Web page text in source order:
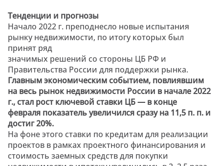
Тенденции и прогнозы
Начало 2022 г. преподнесло новые испытания
рынку недвижимости, по итогу которых был
принят ряд
значимых решений со стороны ЦБ РФ и
Правительства России для поддержки рынка.
Главным экономическим событием, повлиявшим
на весь рынок недвижимости России в начале 2022
г., стал рост ключевой ставки ЦБ — в конце
февраля показатель увеличился сразу на 11,5 п. п. и
достиг 20%.
На фоне этого ставки по кредитам для реализации
проектов в рамках проектного финансирования и
стоимость заемных средств для покупки